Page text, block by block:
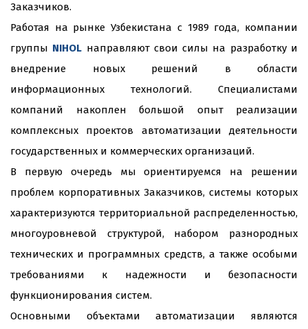
Заказчиков.
Работая на рынке Узбекистана с 1989 года, компании
группы NIHOL направляют свои силы на разработку и
внедрение новых решений в области
информационных технологий. Специалистами
компаний накоплен большой опыт реализации
комплексных проектов автоматизации деятельности
государственных и коммерческих организаций.
В первую очередь мы ориентируемся на решении
проблем корпоративных Заказчиков, системы которых
характеризуются территориальной распределенностью,
многоуровневой структурой, набором разнородных
технических и программных средств, а также особыми
требованиями к надежности и безопасности
функционирования систем.
Основными объектами автоматизации являются